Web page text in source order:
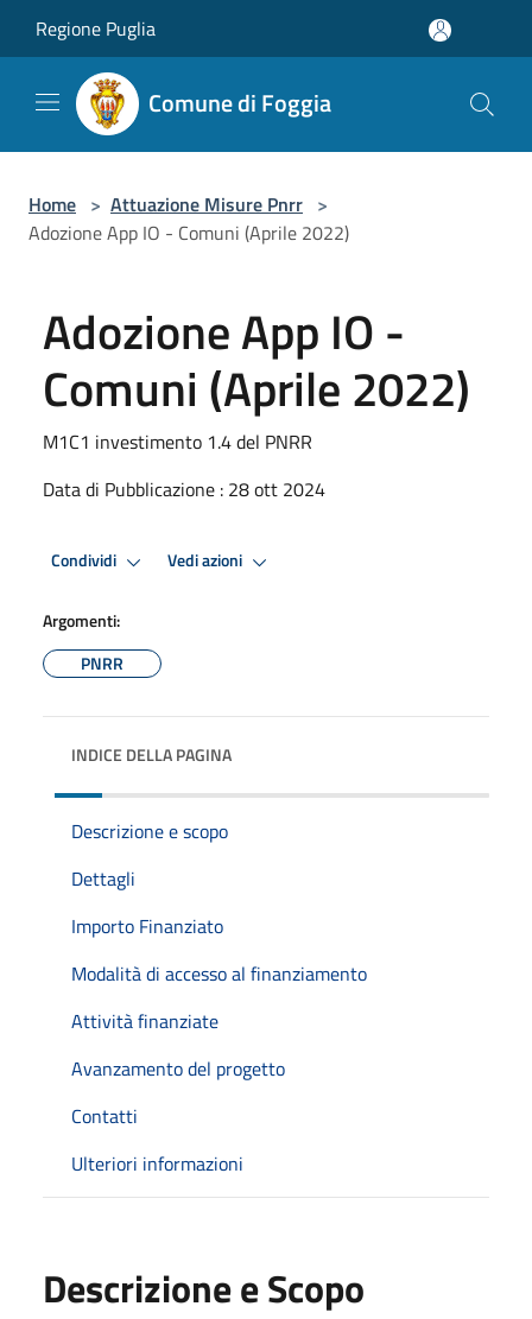
Regione Puglia
Comune di Foggia
Home > Attuazione Misure Pnrr >
Adozione App IO - Comuni (Aprile 2022)
Adozione App IO -
Comuni (Aprile 2022)
M1C1 investimento 1.4 del PNRR
Data di Pubblicazione : 28 ott 2024
Condividi Vedi azioni
Argomenti:
PNRR
INDICE DELLA PAGINA
Descrizione e scopo
Dettagli
Importo Finanziato
Modalità di accesso al finanziamento
Attività finanziate
Avanzamento del progetto
Contatti
Ulteriori informazioni
Descrizione e Scopo